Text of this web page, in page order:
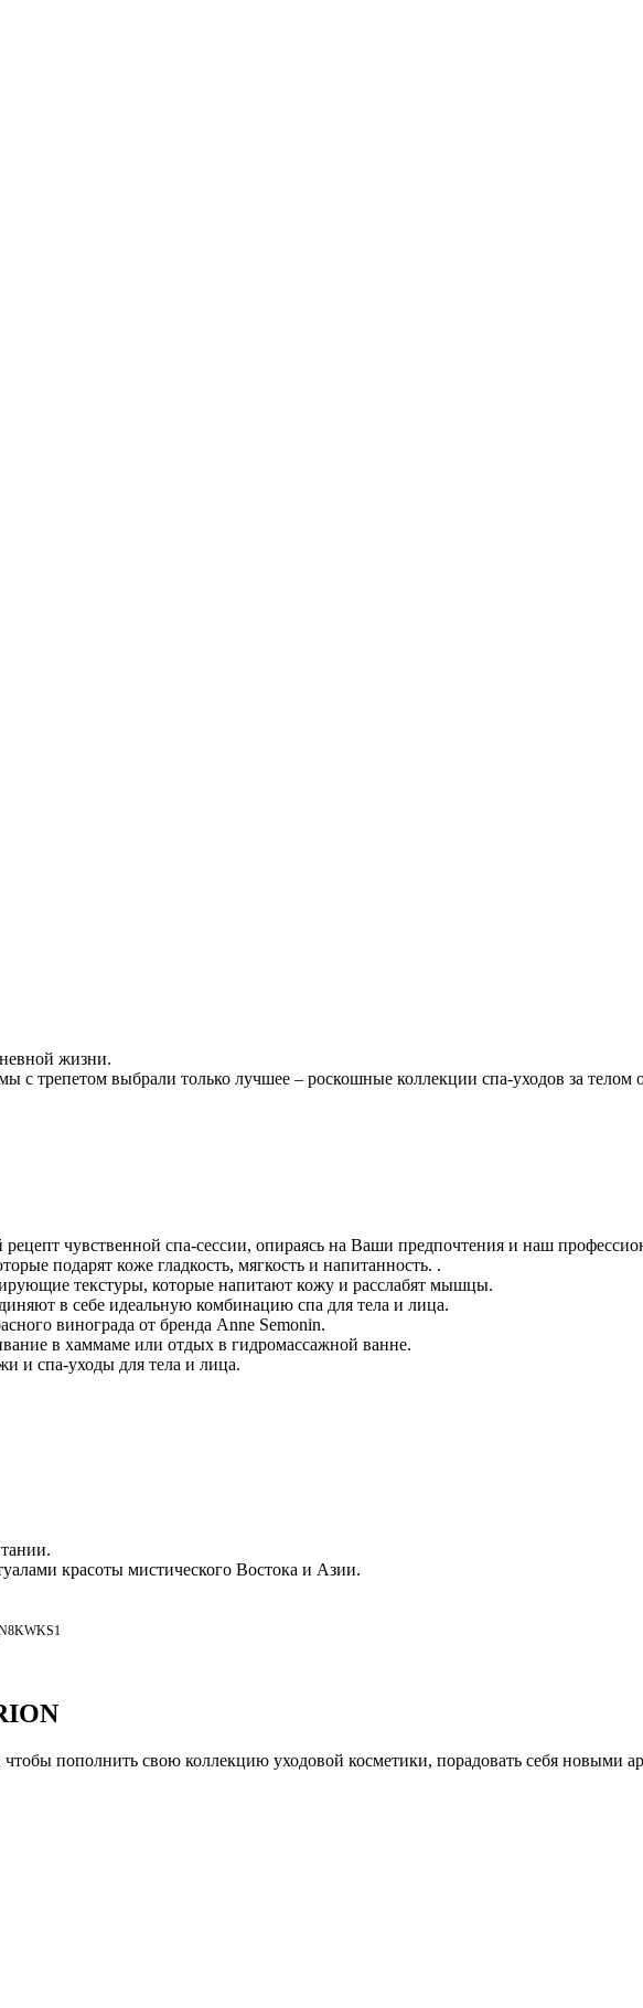
жизни.
трепетом выбрали только лучшее – роскошные коллекции спа-уходов за телом
чувственной спа-сессии, опираясь на Ваши предпочтения и наш
подарят коже гладкость, мягкость и напитанность. .
текстуры, которые напитают кожу и расслабят мышцы.
в себе идеальную комбинацию спа для тела и лица.
винограда от бренда Anne Semonin.
в хаммаме или отдых в гидромассажной ванне.
и спа-уходы для тела и лица.
красоты мистического Востока и Азии.
пополнить свою коллекцию уходовой косметики, порадовать себя новыми